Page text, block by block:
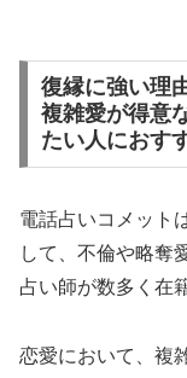
復縁に強い理
複雑愛が得意
たい人におす
電話占いコメット
して、不倫や略奪
占い師が数多く在
恋愛において、複